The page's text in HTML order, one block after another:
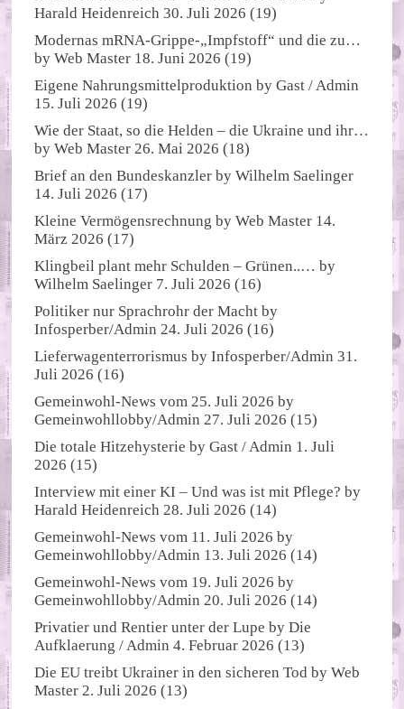
Harald Heidenreich 30. Juli 2026 (19)
Modernas mRNA-Grippe-„Impfstoff“ und die zu…
byWeb Master 18. Juni 2026 (19)
Eigene Nahrungsmittelproduktion byGast / Admin
15. Juli 2026 (19)
Wie der Staat, so die Helden – die Ukraine und ihr…
byWeb Master 26. Mai 2026 (18)
Brief an den Bundeskanzler byWilhelm Saelinger
14. Juli 2026 (17)
Kleine Vermögensrechnung byWeb Master 14.
März 2026 (17)
Klingbeil plant mehr Schulden – Grünen..… by
Wilhelm Saelinger 7. Juli 2026 (16)
Politiker nur Sprachrohr der Macht by
Infosperber/Admin 24. Juli 2026 (16)
Lieferwagenterrorismus byInfosperber/Admin 31.
Juli 2026 (16)
Gemeinwohl-News vom 25. Juli 2026 by
Gemeinwohllobby/Admin 27. Juli 2026 (15)
Die totale Hitzehysterie byGast / Admin 1. Juli
2026 (15)
Interview mit einer KI – Und was ist mit Pflege? by
Harald Heidenreich 28. Juli 2026 (14)
Gemeinwohl-News vom 11. Juli 2026 by
Gemeinwohllobby/Admin 13. Juli 2026 (14)
Gemeinwohl-News vom 19. Juli 2026 by
Gemeinwohllobby/Admin 20. Juli 2026 (14)
Privatier und Rentier unter der Lupe byDie
Aufklaerung / Admin 4. Februar 2026 (13)
Die EU treibt Ukrainer in den sicheren Tod byWeb
Master 2. Juli 2026 (13)